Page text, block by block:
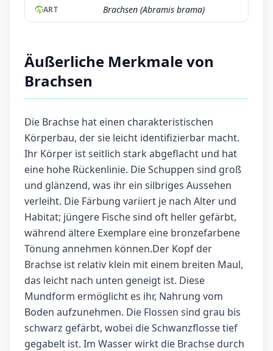
ART Brachsen (Abramis brama)
Äußerliche Merkmale von
Brachsen
Die Brachse hat einen charakteristischen
Körperbau, der sie leicht identifizierbar macht.
Ihr Körper ist seitlich stark abgeflacht und hat
eine hohe Rückenlinie. Die Schuppen sind groß
und glänzend, was ihr ein silbriges Aussehen
verleiht. Die Färbung variiert je nach Alter und
Habitat; jüngere Fische sind oft heller gefärbt,
während ältere Exemplare eine bronzefarbene
Tönung annehmen können.Der Kopf der
Brachse ist relativ klein mit einem breiten Maul,
das leicht nach unten geneigt ist. Diese
Mundform ermöglicht es ihr, Nahrung vom
Boden aufzunehmen. Die Flossen sind grau bis
schwarz gefärbt, wobei die Schwanzflosse tief
gegabelt ist. Im Wasser wirkt die Brachse durch